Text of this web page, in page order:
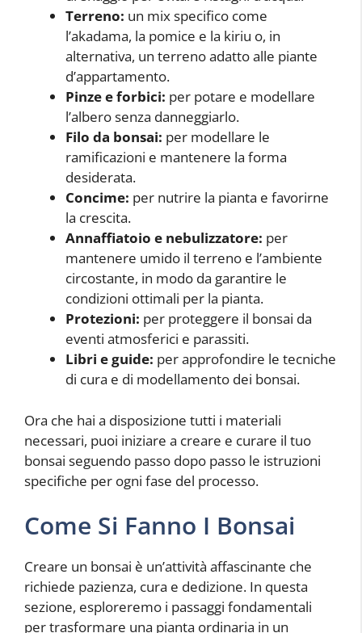
Terreno: un mix specifico come
l’akadama, la pomice e la kiriu o, in
alternativa, un terreno adatto alle piante
d’appartamento.
Pinze e forbici: per potare e modellare
l’albero senza danneggiarlo.
Filo da bonsai: per modellare le
ramificazioni e mantenere la forma
desiderata.
Concime: per nutrire la pianta e favorirne
la crescita.
Annaffiatoio e nebulizzatore: per
mantenere umido il terreno e l’ambiente
circostante, in modo da garantire le
condizioni ottimali per la pianta.
Protezioni: per proteggere il bonsai da
eventi atmosferici e parassiti.
Libri e guide: per approfondire le tecniche
di cura e di modellamento dei bonsai.
Ora che hai a disposizione tutti i materiali
necessari, puoi iniziare a creare e curare il tuo
bonsai seguendo passo dopo passo le istruzioni
specifiche per ogni fase del processo.
Come Si Fanno I Bonsai
Creare un bonsai è un’attività affascinante che
richiede pazienza, cura e dedizione. In questa
sezione, esploreremo i passaggi fondamentali
per trasformare una pianta ordinaria in un